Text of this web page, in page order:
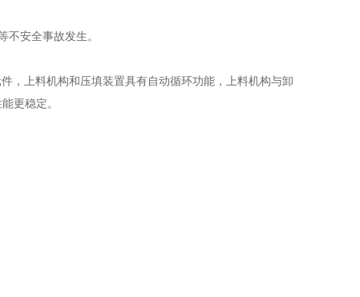
安全事故发生。
，上料机构和压填装置具有自动循环功能，上料机构与卸
更稳定。